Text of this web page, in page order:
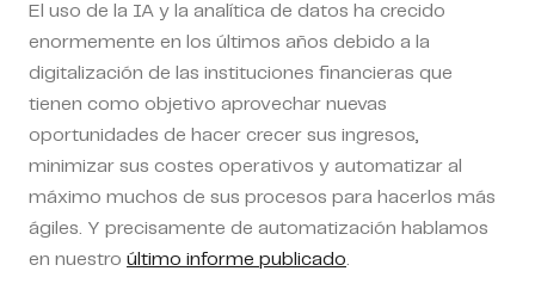
El uso de la IA y la analítica de datos ha crecido
enormemente en los últimos años debido a la
digitalización de las instituciones financieras que
tienen como objetivo aprovechar nuevas
oportunidades de hacer crecer sus ingresos,
minimizar sus costes operativos y automatizar al
máximo muchos de sus procesos para hacerlos más
ágiles. Y precisamente de automatización hablamos
en nuestro último informe publicado